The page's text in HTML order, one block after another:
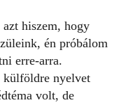
hiszem, hogy
én próbálom
erre-arra.
külföldre nyelvet
volt, de